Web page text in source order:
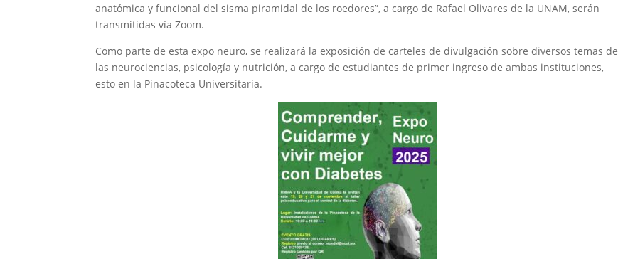
anatómica y funcional del sisma piramidal de los roedores”, a cargo de Rafael Olivares de la UNAM, serán
transmitidas vía Zoom.
Como parte de esta expo neuro, se realizará la exposición de carteles de divulgación sobre diversos temas de
las neurociencias, psicología y nutrición, a cargo de estudiantes de primer ingreso de ambas instituciones,
esto en la Pinacoteca Universitaria.